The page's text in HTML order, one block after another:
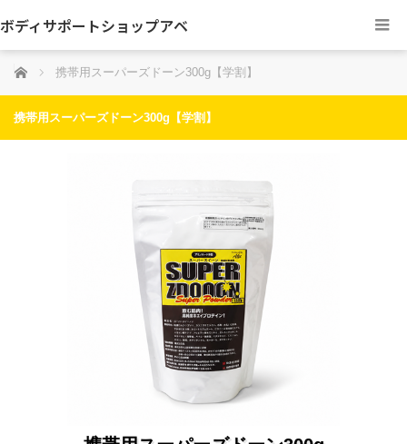
ボディサポートショップアベ
ホーム 携帯用スーパーズドーン300g【学割】
携帯用スーパーズドーン300g【学割】